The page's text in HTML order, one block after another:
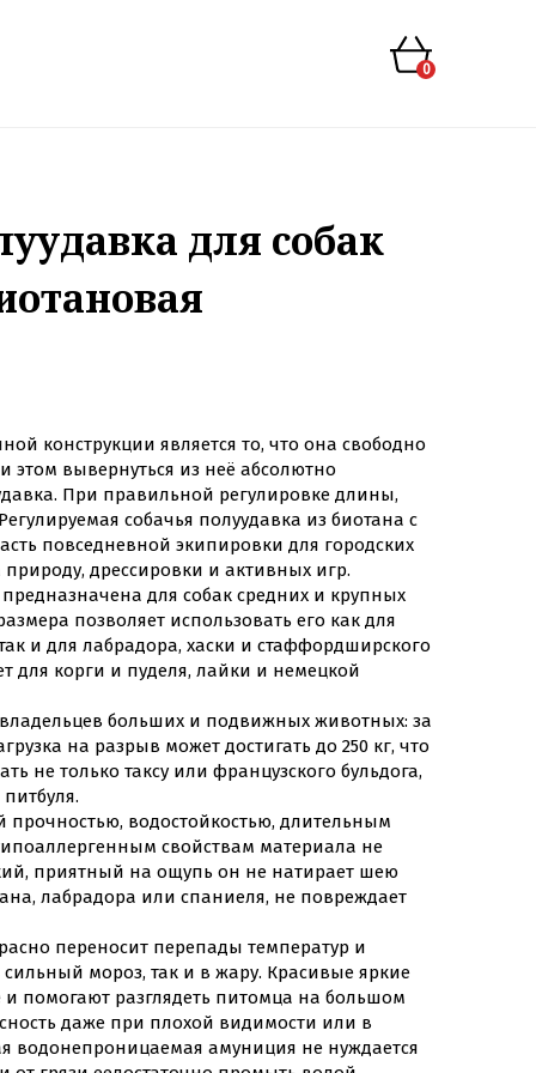
0
для собак
конструкции является то, что она свободно
вывернуться из неё абсолютно
При правильной регулировке длины,
собачья полуудавка из биотана с
повседневной экипировки для городских
дрессировки и активных игр.
для собак средних и крупных
позволяет использовать его как для
и для лабрадора, хаски и стаффордширского
для корги и пуделя, лайки и немецкой
больших и подвижных животных: за
на разрыв может достигать до 250 кг, что
не только таксу или французского бульдога,
прочностью, водостойкостью, длительным
свойствам материала не
приятный на ощупь он не натирает шею
лабрадора или спаниеля, не повреждает
переносит перепады температур и
сильный мороз, так и в жару. Красивые яркие
помогают разглядеть питомца на большом
даже при плохой видимости или в
водонепроницаемая амуниция не нуждается